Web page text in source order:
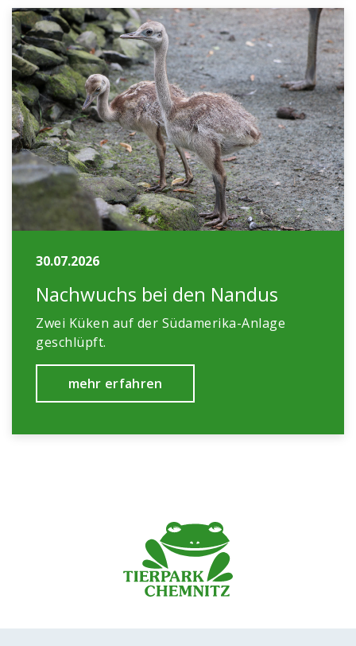
30.07.2026
Nachwuchs bei den Nandus
Zwei Küken auf der Südamerika-Anlage
geschlüpft.
mehr erfahren